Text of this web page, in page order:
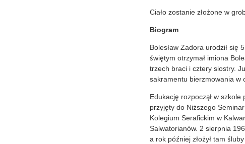
Ciało zostanie złożone w
Biogram
Bolesław Zadora urodził się
świętym otrzymał imiona
trzech braci i cztery siostry.
sakramentu bierzmowania w
Edukację rozpoczął w
przyjęty do Niższego
Kolegium Serafickim w
Salwatorianów. 2 sierpnia
a rok później złożył tam